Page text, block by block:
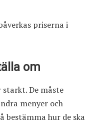
priserna i
om
De måste
menyer och
bestämma hur de ska